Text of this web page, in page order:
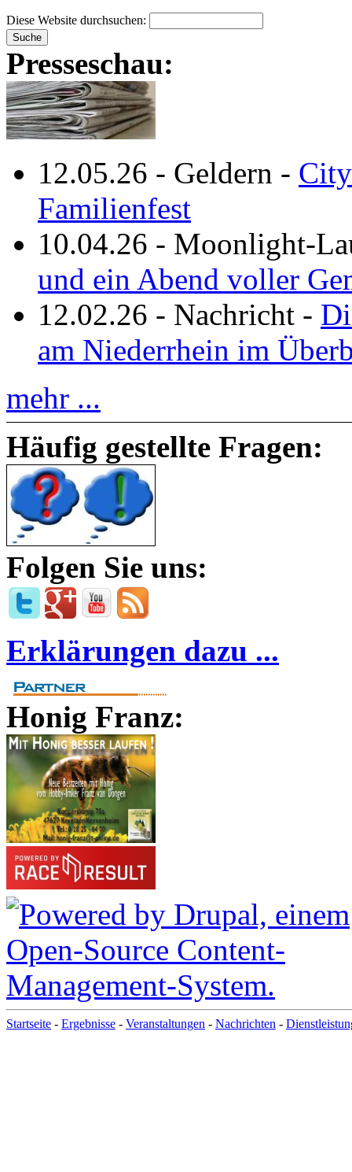
Diese Website durchsuchen:
Presseschau:
12.05.26 - Geldern -
Familienfest
10.04.26 - Moonlight-
und ein Abend voller
12.02.26 - Nachricht -
am Niederrhein im
mehr ...
Häufig gestellte Fragen:
Folgen Sie uns:
Erklärungen dazu ...
Honig Franz:
Startseite - Ergebnisse - Veranstaltungen - Nachrichten -